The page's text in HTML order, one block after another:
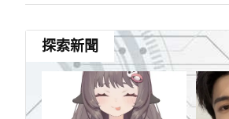
探索新聞